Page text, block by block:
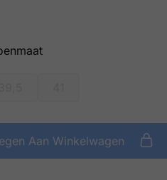
Aan Winkelwagen